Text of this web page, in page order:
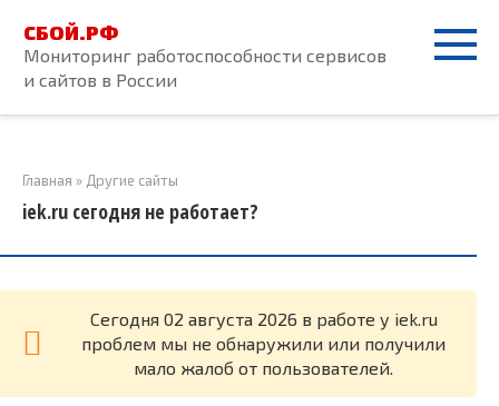
контенту
СБОЙ.РФ
Мониторинг работоспособности сервисов
и сайтов в России
Главная » Другие сайты
iek.ru сегодня не работает?
Cегодня 02 августа 2026 в работе у iek.ru
проблем мы не обнаружили или получили
мало жалоб от пользователей.